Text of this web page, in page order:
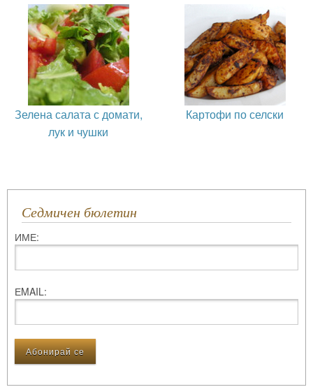
Зелена салата с домати,
лук и чушки
Картофи по селски
Седмичен бюлетин
ИМЕ:
ЕMAIL: